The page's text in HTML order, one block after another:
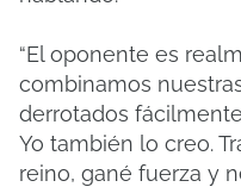
“El oponente es
combinamos
derrotados
Yo también lo creo.
reino, gané fuerza y